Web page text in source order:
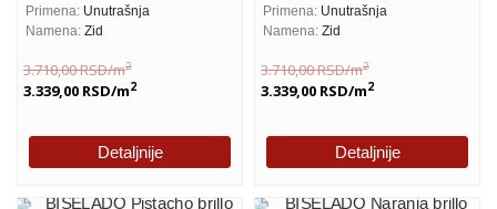
Primena: Unutrašnja
Namena: Zid
3.710,00RSD/m2
3.339,00 RSD/m2
Detaljnije
Primena: Unutrašnja
Namena: Zid
3.710,00RSD/m2
3.339,00 RSD/m2
Detaljnije